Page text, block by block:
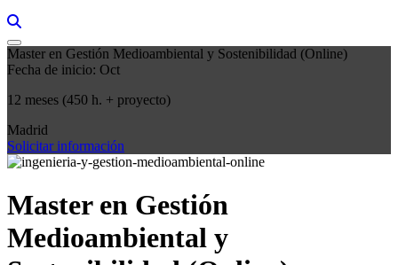
Master en Gestión Medioambiental y Sostenibilidad (Online)
Fecha de inicio: Oct
12 meses (450 h. + proyecto)
Madrid
Solicitar información
Master en Gestión
Medioambiental y